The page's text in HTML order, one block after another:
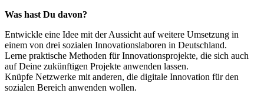
Was hast Du davon?
Entwickle eine Idee mit der Aussicht auf weitere Umsetzung in
einem von drei sozialen Innovationslaboren in Deutschland.
Lerne praktische Methoden für Innovationsprojekte, die sich auch
auf Deine zukünftigen Projekte anwenden lassen.
Knüpfe Netzwerke mit anderen, die digitale Innovation für den
sozialen Bereich anwenden wollen.